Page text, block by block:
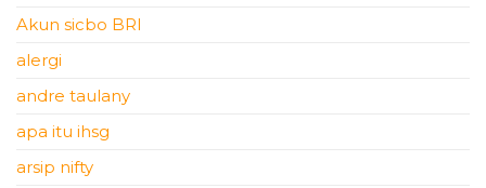
Akun sicbo BRI
alergi
andre taulany
apa itu ihsg
arsip nifty